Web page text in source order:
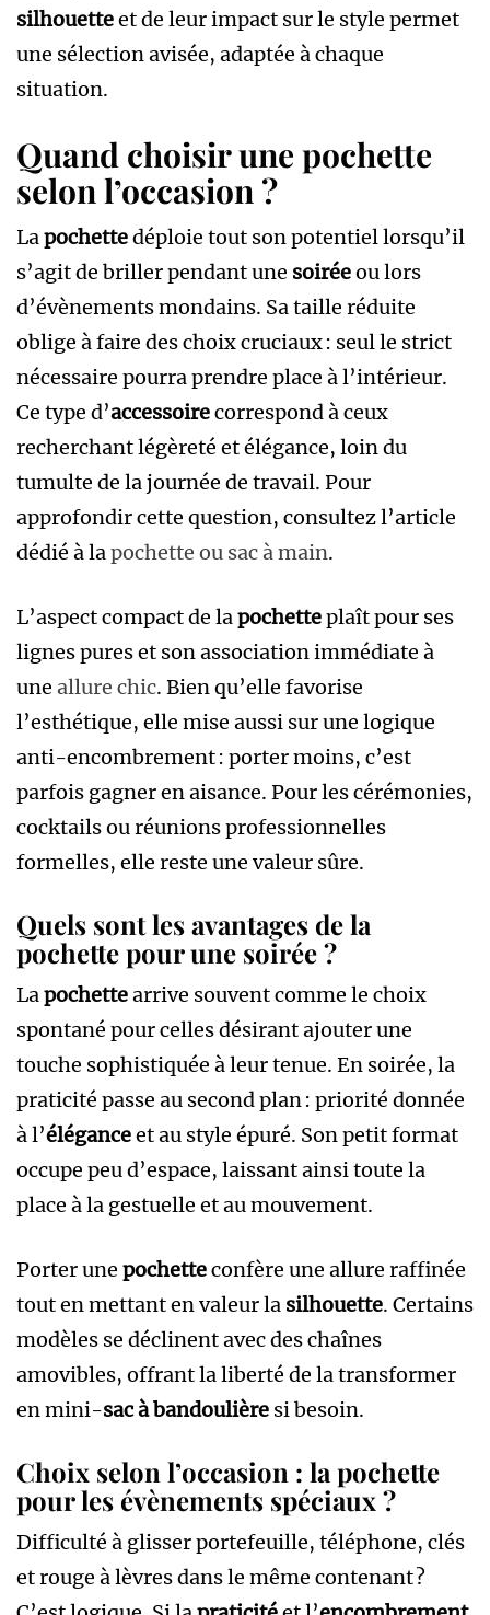
silhouetteet de leur impact sur le style permet
une sélection avisée, adaptée à chaque
situation.
Quand choisir une pochette
selon l’occasion ?
Lapochettedéploie tout son potentiel lorsqu’il
s’agit de briller pendant une soiréeou lors
d’évènements mondains. Sa taille réduite
oblige à faire des choix cruciaux : seul le strict
nécessaire pourra prendre place à l’intérieur.
Ce type d’accessoirecorrespond à ceux
recherchant légèreté et élégance, loin du
tumulte de la journée de travail. Pour
approfondir cette question, consultez l’article
dédié à lapochette ou sac à main.
L’aspect compact de lapochetteplaît pour ses
lignes pures et son association immédiate à
une allure chic. Bien qu’elle favorise
l’esthétique, elle mise aussi sur une logique
anti-encombrement : porter moins, c’est
parfois gagner en aisance. Pour les cérémonies,
cocktails ou réunions professionnelles
formelles, elle reste une valeur sûre.
Quels sont les avantages de la
pochette pour une soirée ?
Lapochettearrive souvent comme le choix
spontané pour celles désirant ajouter une
touche sophistiquée à leur tenue. En soirée, la
praticité passe au second plan : priorité donnée
à l’éléganceet au style épuré. Son petit format
occupe peu d’espace, laissant ainsi toute la
place à la gestuelle et au mouvement.
Porter une pochetteconfère une allure raffinée
tout en mettant en valeur la silhouette. Certains
modèles se déclinent avec des chaînes
amovibles, offrant la liberté de la transformer
en mini-sac à bandoulière si besoin.
Choix selon l’occasion : la pochette
pour les évènements spéciaux ?
Difficulté à glisser portefeuille, téléphone, clés
et rouge à lèvres dans le même contenant ?